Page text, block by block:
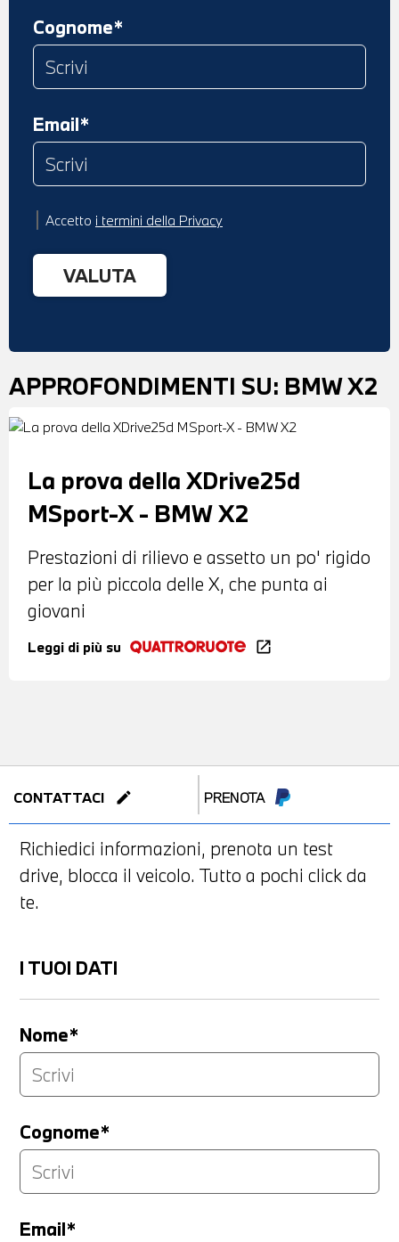
Cognome*
Email*
Accetto i termini della Privacy
APPROFONDIMENTI SU: BMW X2
La prova della XDrive25d
MSport-X - BMW X2
Prestazioni di rilievo e assetto un po' rigido
per la più piccola delle X, che punta ai
giovani
Leggi di più su open_in_new
CONTATTACI edit PRENOTA
Richiedici informazioni, prenota un test
drive, blocca il veicolo. Tutto a pochi click da
te.
I TUOI DATI
Nome*
Cognome*
Email*